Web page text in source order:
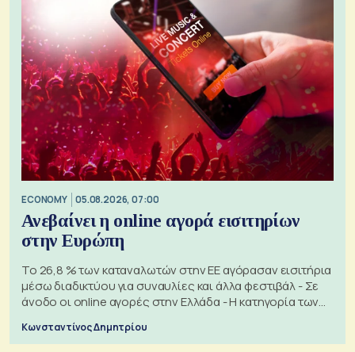
ECONOMY 05.08.2026, 07:00
Ανεβαίνει η online αγορά εισιτηρίων
στην Ευρώπη
Το 26,8 % των καταναλωτών στην ΕΕ αγόρασαν εισιτήρια
μέσω διαδικτύου για συναυλίες και άλλα φεστιβάλ - Σε
άνοδο οι online αγορές στην Ελλάδα - Η κατηγορία των
Κωνσταντίνος Δημητρίου